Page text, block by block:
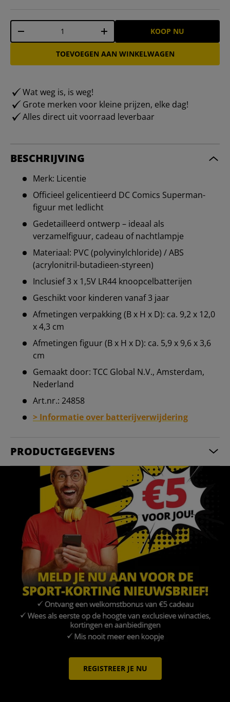
Aantal
-
+ KOOP NU
TOEVOEGEN AAN WINKELWAGEN
Wat weg is, is weg!
Grote merken voor kleine prijzen, elke dag!
Alles direct uit voorraad leverbaar
BESCHRIJVING
Merk: Licentie
Officieel gelicentieerd DC Comics Superman-
figuur met ledlicht
Gedetailleerd ontwerp – ideaal als
verzamelfiguur, cadeau of nachtlampje
Materiaal: PVC (polyvinylchloride) / ABS
(acrylonitril-butadieen-styreen)
Inclusief 3 x 1,5V LR44 knoopcelbatterijen
Geschikt voor kinderen vanaf 3 jaar
Afmetingen verpakking (B x H x D): ca. 9,2 x 12,0
x 4,3 cm
Afmetingen figuur (B x H x D): ca. 5,9 x 9,6 x 3,6
cm
Gemaakt door: TCC Global N.V., Amsterdam,
Nederland
Art.nr.: 24858
> Informatie over batterijverwijdering
PRODUCTGEGEVENS
REGISTREER JE NU